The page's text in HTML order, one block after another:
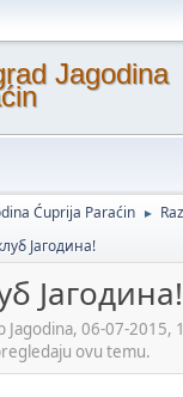
Jagodina
Ćuprija Paraćin ►
Јагодина!
Јагодина!
Jagodina, 06-07-2015,
ovu temu.